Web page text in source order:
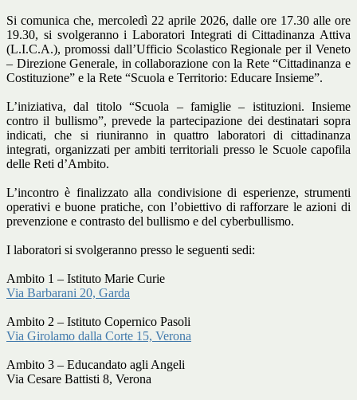
Si comunica che, mercoledì 22 aprile 2026, dalle ore 17.30 alle ore
19.30, si svolgeranno i Laboratori Integrati di Cittadinanza Attiva
(L.I.C.A.), promossi dall’Ufficio Scolastico Regionale per il Veneto
– Direzione Generale, in collaborazione con la Rete “Cittadinanza e
Costituzione” e la Rete “Scuola e Territorio: Educare Insieme”.
L’iniziativa, dal titolo “Scuola – famiglie – istituzioni. Insieme
contro il bullismo”, prevede la partecipazione dei destinatari sopra
indicati, che si riuniranno in quattro laboratori di cittadinanza
integrati, organizzati per ambiti territoriali presso le Scuole capofila
delle Reti d’Ambito.
L’incontro è finalizzato alla condivisione di esperienze, strumenti
operativi e buone pratiche, con l’obiettivo di rafforzare le azioni di
prevenzione e contrasto del bullismo e del cyberbullismo.
I laboratori si svolgeranno presso le seguenti sedi:
Ambito 1 – Istituto Marie Curie
Via Barbarani 20, Garda
Ambito 2 – Istituto Copernico Pasoli
Via Girolamo dalla Corte 15, Verona
Ambito 3 – Educandato agli Angeli
Via Cesare Battisti 8, Verona